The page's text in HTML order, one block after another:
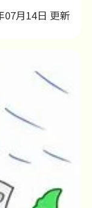
07月14日 更新